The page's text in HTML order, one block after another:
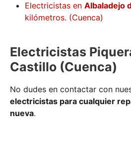
Electricistas en Albaladejo
kilómetros. (Cuenca)
Electricistas
Castillo (Cuenca)
No dudes en contactar con
electricistas para cualquier
nueva.